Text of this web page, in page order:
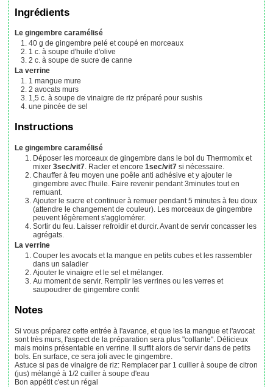
Ingrédients
Le gingembre caramélisé
40 g de gingembre pelé et coupé en morceaux
1 c. à soupe d'huile d'olive
2 c. à soupe de sucre de canne
La verrine
1 mangue mure
2 avocats murs
1,5 c. à soupe de vinaigre de riz préparé pour sushis
une pincée de sel
Instructions
Le gingembre caramélisé
Déposer les morceaux de gingembre dans le bol du Thermomix et
mixer3sec/vit7. Racler et encore1sec/vit7 si nécessaire.
Chauffer à feu moyen une poêle anti adhésive et y ajouter le
gingembre avec l'huile. Faire revenir pendant 3minutes tout en
remuant.
Ajouter le sucre et continuer à remuer pendant 5 minutes à feu doux
(attendre le changement de couleur). Les morceaux de gingembre
peuvent légèrement s'agglomérer.
Sortir du feu. Laisser refroidir et durcir. Avant de servir concasser les
agrégats.
La verrine
Couper les avocats et la mangue en petits cubes et les rassembler
dans un saladier
Ajouter le vinaigre et le sel et mélanger.
Au moment de servir. Remplir les verrines ou les verres et
saupoudrer de gingembre confit
Notes
Si vous préparez cette entrée à l'avance, et que les la mangue et l'avocat
sont très murs, l'aspect de la préparation sera plus "collante". Délicieux
mais moins présentable en verrine. Il suffit alors de servir dans de petits
bols. En surface, ce sera joli avec le gingembre.
Astuce si pas de vinaigre de riz: Remplacer par 1 cuiller à soupe de citron
(jus) mélangé à 1/2 cuiller à soupe d'eau
Bon appétit c'est un régal